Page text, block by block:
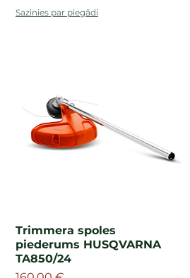
Sazinies par piegādi
Trimmera spoles
piederums HUSQVARNA
TA850/24